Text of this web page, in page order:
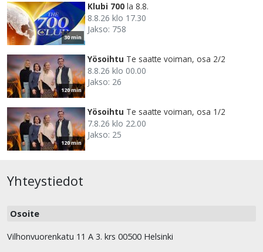
30 min
Klubi 700 la 8.8.
8.8.26 klo 17.30
Jakso: 758
120 min
Yösoihtu Te saatte voiman, osa 2/2
8.8.26 klo 00.00
Jakso: 26
120 min
Yösoihtu Te saatte voiman, osa 1/2
7.8.26 klo 22.00
Jakso: 25
Yhteystiedot
Osoite
Vilhonvuorenkatu 11 A 3. krs 00500 Helsinki